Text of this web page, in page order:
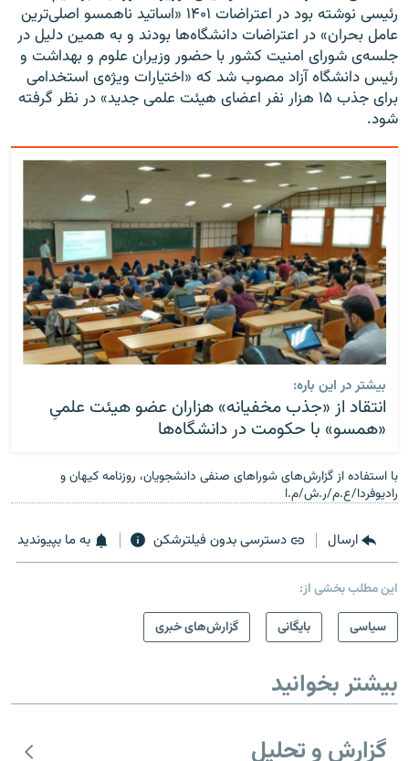
رئیسی نوشته بود در اعتراضات ۱۴۰۱ «اساتید ناهمسو اصلی‌ترین
عامل بحران» در اعتراضات دانشگاه‌ها بودند و به همین دلیل در
جلسه‌ی شورای امنیت کشور با حضور وزیران علوم و بهداشت و
رئیس دانشگاه آزاد مصوب شد که «اختیارات ویژه‌ی استخدامی
برای جذب ۱۵ هزار نفر اعضای هیئت علمی جدید» در نظر گرفته
شود.
بیشتر در این باره:
انتقاد از «جذب مخفیانه» هزاران عضو هیئت علمیِ
«همسو» با حکومت در دانشگاه‌ها
با استفاده از گزارش‌های شوراهای صنفی دانشجویان، روزنامه کیهان و
رادیوفردا/ع.م/ر.ش/م.ا
ارسال دسترسی بدون فیلترشکن به ما بپیوندید
این مطلب بخشی از:
سیاسی
بایگانی گزارش‌های خبری
بیشتر بخوانید
گزارش و تحلیل